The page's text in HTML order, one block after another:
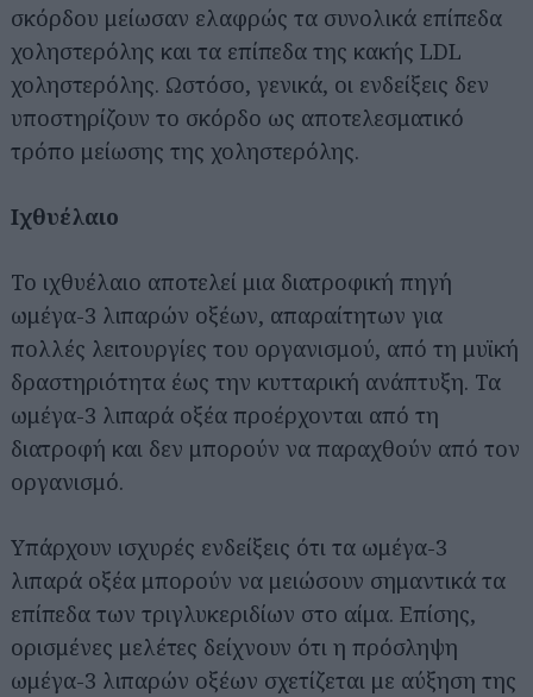
σκόρδου μείωσαν ελαφρώς τα συνολικά επίπεδα
χοληστερόλης και τα επίπεδα της κακής LDL
χοληστερόλης. Ωστόσο, γενικά, οι ενδείξεις δεν
υποστηρίζουν το σκόρδο ως αποτελεσματικό
τρόπο μείωσης της χοληστερόλης.
Ιχθυέλαιο
Το ιχθυέλαιο αποτελεί μια διατροφική πηγή
ωμέγα-3 λιπαρών οξέων, απαραίτητων για
πολλές λειτουργίες του οργανισμού, από τη μυϊκή
δραστηριότητα έως την κυτταρική ανάπτυξη. Τα
ωμέγα-3 λιπαρά οξέα προέρχονται από τη
διατροφή και δεν μπορούν να παραχθούν από τον
οργανισμό.
Υπάρχουν ισχυρές ενδείξεις ότι τα ωμέγα-3
λιπαρά οξέα μπορούν να μειώσουν σημαντικά τα
επίπεδα των τριγλυκεριδίων στο αίμα. Επίσης,
ορισμένες μελέτες δείχνουν ότι η πρόσληψη
ωμέγα-3 λιπαρών οξέων σχετίζεται με αύξηση της
για...